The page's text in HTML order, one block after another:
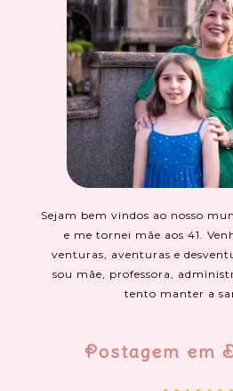
Sejam bem vindos ao nosso
e me tornei mãe aos 41.
venturas, aventuras e
sou mãe, professora,
tento manter a
Postagem em